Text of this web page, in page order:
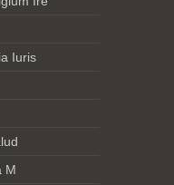
Iuris
M